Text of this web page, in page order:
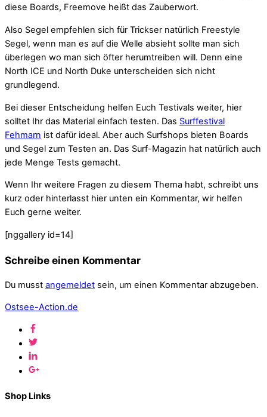
diese Boards, Freemove heißt das Zauberwort.
Also Segel empfehlen sich für Trickser natürlich Freestyle
Segel, wenn man es auf die Welle absieht sollte man sich
überlegen wo man sich öfter herumtreiben will. Denn eine
North ICE und North Duke unterscheiden sich nicht
grundlegend.
Bei dieser Entscheidung helfen Euch Testivals weiter, hier
solltet Ihr das Material einfach testen. Das Surffestival
Fehmarn ist dafür ideal. Aber auch Surfshops bieten Boards
und Segel zum Testen an. Das Surf-Magazin hat natürlich auch
jede Menge Tests gemacht.
Wenn Ihr weitere Fragen zu diesem Thema habt, schreibt uns
kurz oder hinterlasst hier unten ein Kommentar, wir helfen
Euch gerne weiter.
[nggallery id=14]
Schreibe einen Kommentar
Du musst angemeldet sein, um einen Kommentar abzugeben.
Ostsee-Action.de
Shop Links